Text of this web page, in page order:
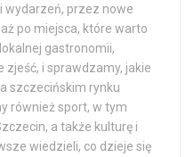
wydarzeń, przez nowe
po miejsca, które warto
gastronomii,
zjeść, i sprawdzamy, jakie
szczecińskim rynku
również sport, w tym
a także kulturę i
wiedzieli, co dzieje się